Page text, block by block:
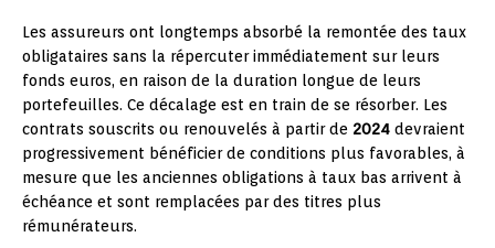
Les assureurs ont longtemps absorbé la remontée des taux
obligataires sans la répercuter immédiatement sur leurs
fonds euros, en raison de la duration longue de leurs
portefeuilles. Ce décalage est en train de se résorber. Les
contrats souscrits ou renouvelés à partir de 2024 devraient
progressivement bénéficier de conditions plus favorables, à
mesure que les anciennes obligations à taux bas arrivent à
échéance et sont remplacées par des titres plus
rémunérateurs.